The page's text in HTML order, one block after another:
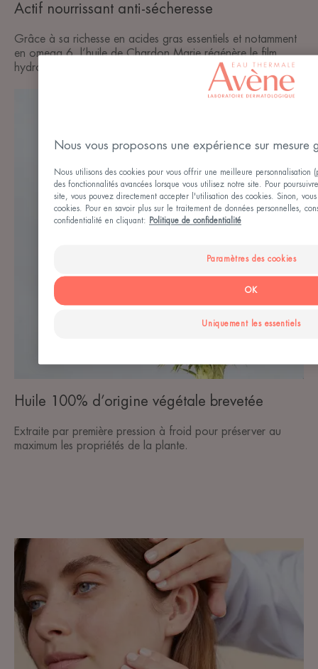
Actif nourrissant anti-sécheresse
Grâce à sa richesse en acides gras essentiels et notamment
en omega 6, l’huile de Chardon Marie régénère le film
hydrolipidique de la peau.
Huile 100% d’origine végétale brevetée
Extraite par première pression à froid pour préserver au
maximum les propriétés de la plante.
Nous vous proposons une expérience sur mesure
Nous utilisons des cookies pour vous offrir une meilleure personnalisation
des fonctionnalités avancées lorsque vous utilisez notre site. Pour
site, vous pouvez directement accepter l'utilisation des cookies. Sinon,
cookies. Pour en savoir plus sur le traitement de données personnelles,
confidentialité en cliquant:
Politique de confidentialité
Paramètres des cookies
Uniquement les essentiels
OK